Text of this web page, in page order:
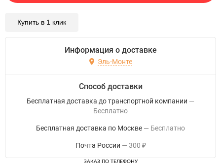
Купить в 1 клик
Информация о доставке
Эль-Монте
Способ доставки
Бесплатная доставка до транспортной компании
Бесплатно
Бесплатная доставка по Москве Бесплатно
Почта России 300 ₽
ЗАКАЗ ПО ТЕЛЕФОНУ